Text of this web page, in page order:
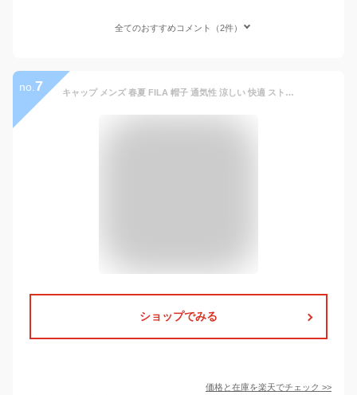
全てのおすすめコメント（2件）
no. 7 キャップ メンズ 春夏 FILA 帽子 通気性 涼しい 快適 ストレスフリー 撥水加工 吸水 速乾性 フィラ ベースボールキャップ ハニカムメッシュ レディース スポーツ メッシュキャップ ロゴキャップ サイズ調整 / 紺 ネイビー [ cap ] 父の日ギフト プレゼント
ショップでみる
価格と在庫を楽天でチェック >>